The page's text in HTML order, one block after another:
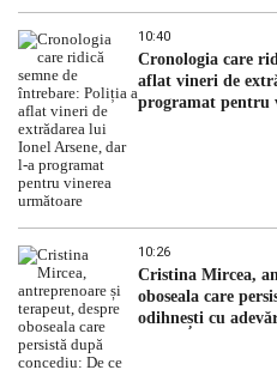
10:40
Cronologia care
aflat vineri de
programat pentru
10:26
Cristina Mircea,
oboseala care
odihnești cu